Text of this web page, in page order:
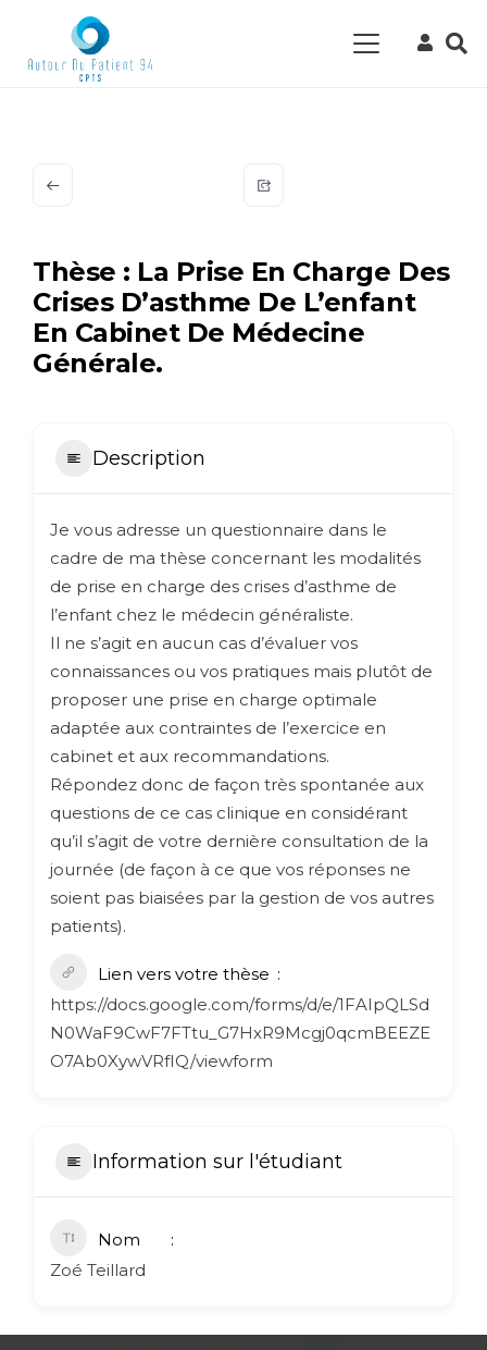
Thèse : La Prise En Charge Des
Crises D’asthme De L’enfant
En Cabinet De Médecine
Générale.
Description
Je vous adresse un questionnaire dans le
cadre de ma thèse concernant les modalités
de prise en charge des crises d’asthme de
l’enfant chez le médecin généraliste.
Il ne s’agit en aucun cas d’évaluer vos
connaissances ou vos pratiques mais plutôt de
proposer une prise en charge optimale
adaptée aux contraintes de l’exercice en
cabinet et aux recommandations.
Répondez donc de façon très spontanée aux
questions de ce cas clinique en considérant
qu’il s’agit de votre dernière consultation de la
journée (de façon à ce que vos réponses ne
soient pas biaisées par la gestion de vos autres
patients).
Lien vers votre thèse
https://docs.google.com/forms/d/e/1FAIpQLSd
N0WaF9CwF7FTtu_G7HxR9Mcgj0qcmBEEZE
O7Ab0XywVRfIQ/viewform
Information sur l'étudiant
Nom
Zoé Teillard